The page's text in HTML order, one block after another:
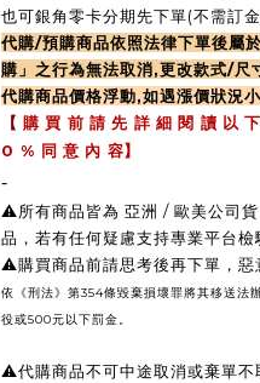
也可銀角零卡分期先下單(不需訂
代購/預購商品依照法律下單後屬
購」之行為無法取消,更改款式/尺
代購商品價格浮動,如遇漲價狀況
【 購 買 前 請 先 詳 細 閱 讀 以
0 % 同 意 內 容】
-
⚠️所有商品皆為 亞洲 / 歐美公司
品，若有任何疑慮支持專業平台檢
⚠️購買商品前請思考後再下單，惡
依《刑法》第354條毀棄損壞罪將其移送法
役或500元以下罰金。
⚠️代購商品不可中途取消或棄單不